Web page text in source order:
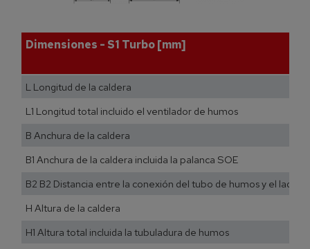
Dimensiones - S1 Turbo [mm]
L Longitud de la caldera
L1 Longitud total incluido el ventilador de humos
B Anchura de la caldera
B1 Anchura de la caldera incluida la palanca SOE
B2 B2 Distancia entre la conexión del tubo de humos y el lado
H Altura de la caldera
H1 Altura total incluida la tubuladura de humos